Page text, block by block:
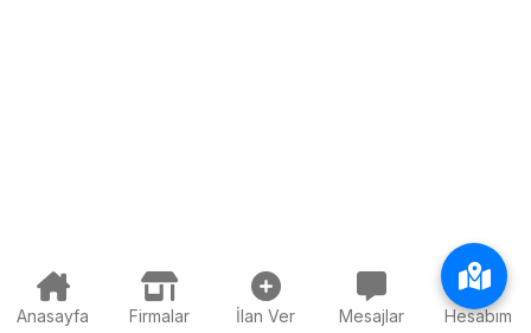
Anasayfa Firmalar İlan Ver Mesajlar Hesabım